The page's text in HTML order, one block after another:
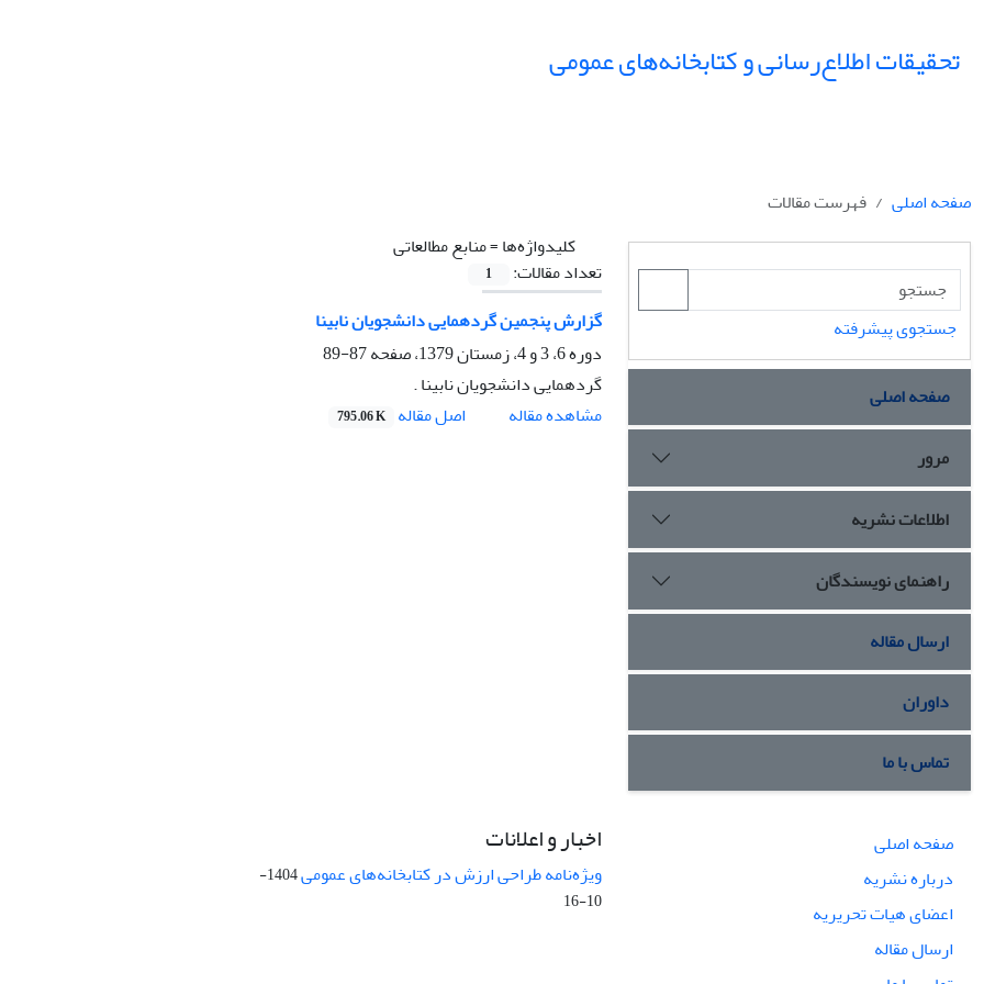
تحقیقات اطلاع‌رسانی و کتابخانه‌های عمومی
صفحه اصلی
فهرست مقالات
کلیدواژه‌ها =منابع مطالعاتی
تعداد مقالات:
1
گزارش پنجمین گردهمایی دانشجویان نابینا
دوره 6، 3 و 4، زمستان 1379، صفحه
87-89
گردهمایی دانشجویان نابینا .
مشاهده مقاله
اصل مقاله 795.06 K
جستجوی پیشرفته
صفحه اصلی
مرور
اطلاعات نشریه
راهنمای نویسندگان
ارسال مقاله
داوران
تماس با ما
صفحه اصلی
درباره نشریه
اعضای هیات تحریریه
ارسال مقاله
اخبار و اعلانات
ویژه‌نامه طراحی ارزش در کتابخانه‌های عمومی
1404-
10-16